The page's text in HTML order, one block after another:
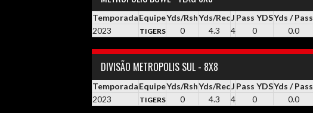
TemporadaEquipeYds/RshYds/RecJ Pass YDSYds / Pass
2023
TIGERS 0 4.3 4 0 0.0
DIVISÃO METROPOLIS SUL - 8X8
TemporadaEquipeYds/RshYds/RecJ Pass YDSYds / Pass
2023
TIGERS 0 4.3 4 0 0.0